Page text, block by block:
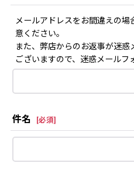
メールアドレスをお間違えの
意ください。
また、弊店からのお返事が迷
ございますので、迷惑メールフ
件名 [必須]